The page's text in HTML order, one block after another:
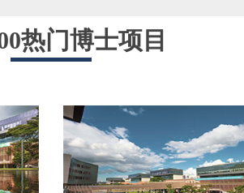
热门博士项目